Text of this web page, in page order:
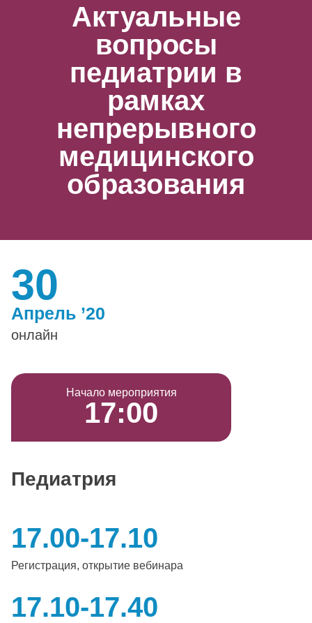
Актуальные
вопросы
педиатрии в
рамках
непрерывного
медицинского
образования
30
Апрель ’20
онлайн
Начало мероприятия
17:00
Педиатрия
17.00-17.10
Регистрация, открытие вебинара
17.10-17.40